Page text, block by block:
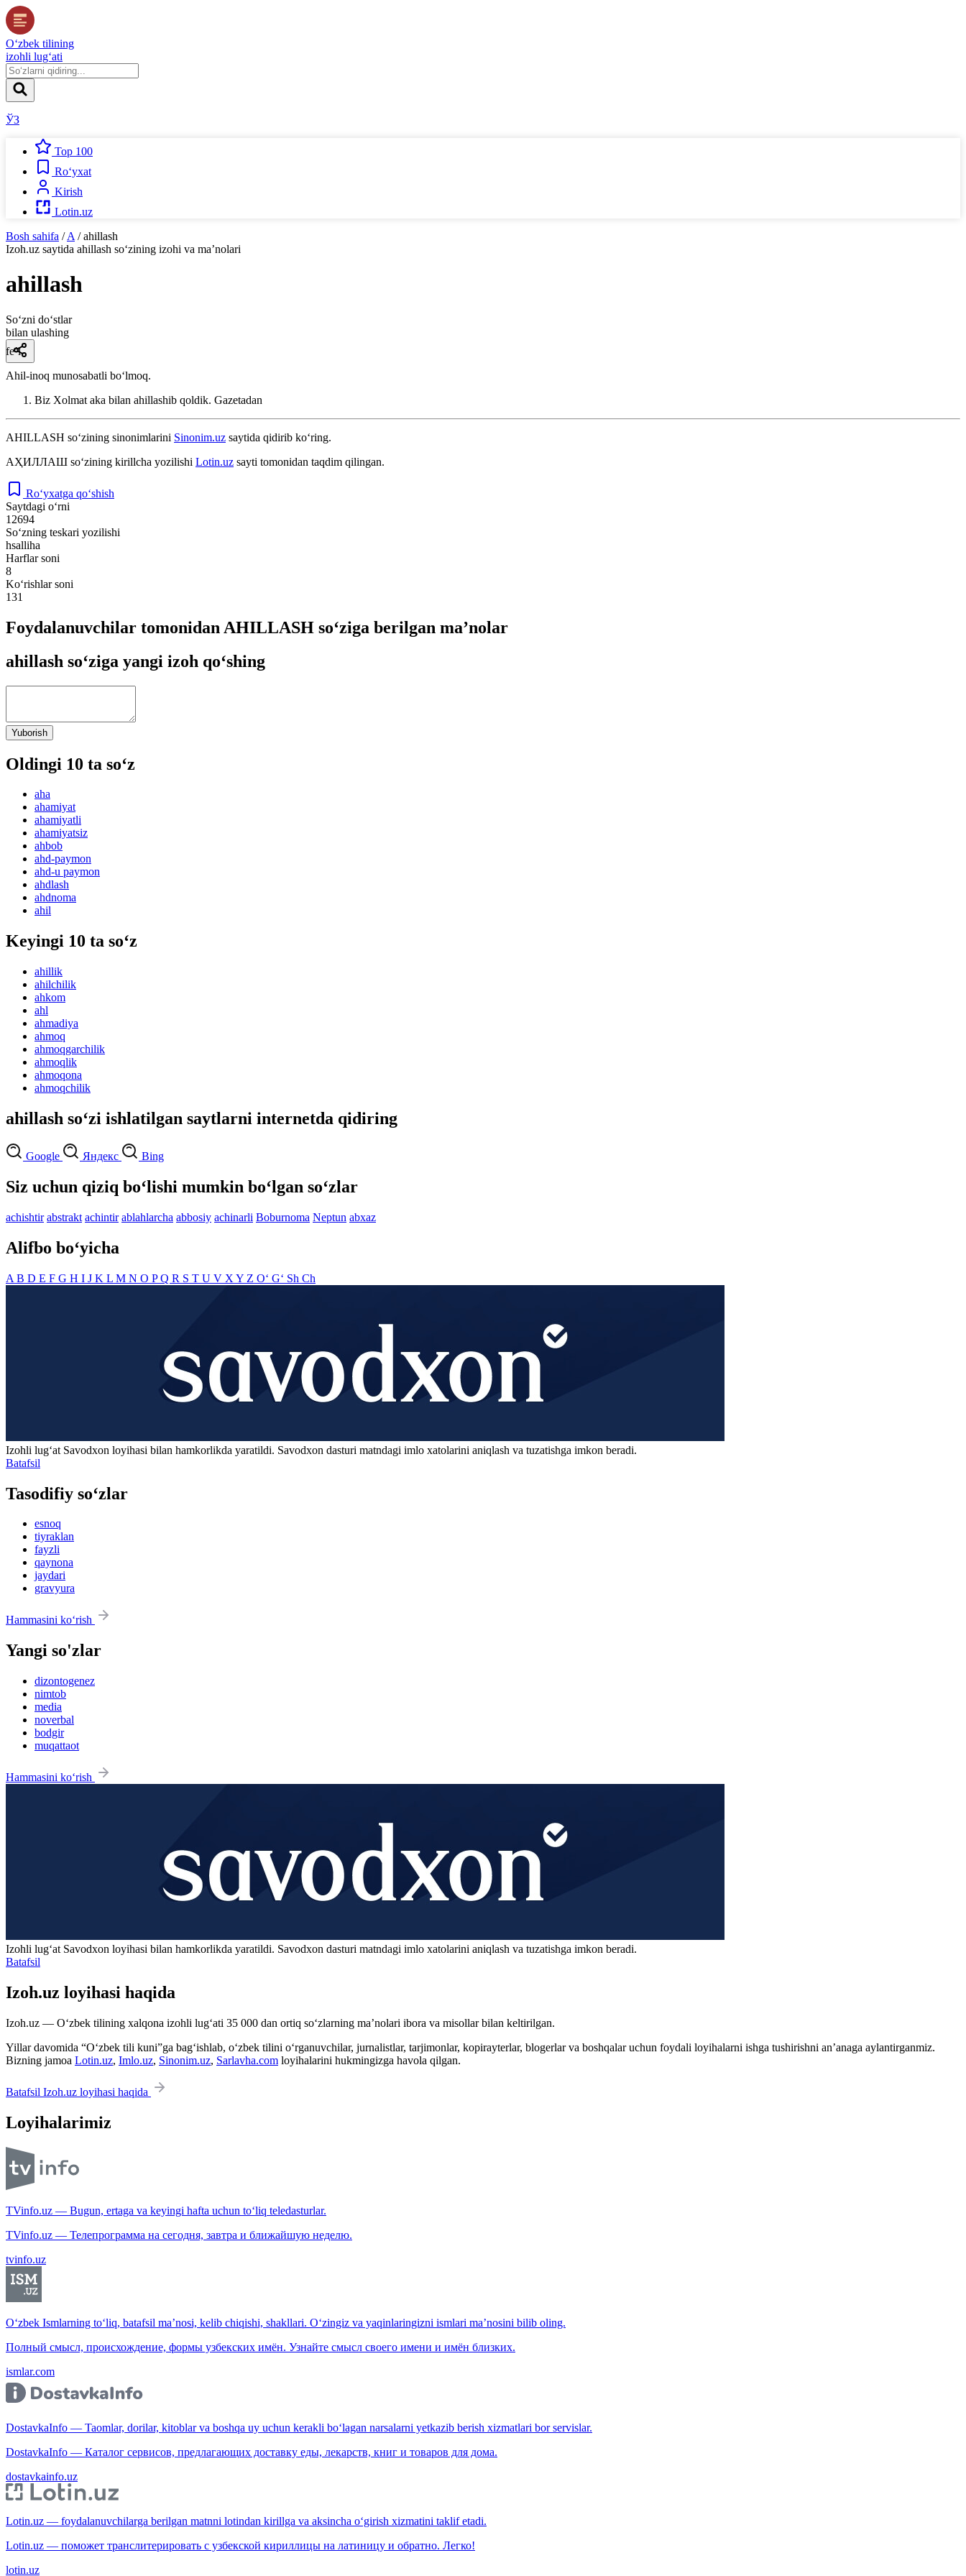
O‘zbek tilining
izohli lug‘ati
ЎЗ
Top 100
Ro‘yxat
Kirish
Lotin.uz
Bosh sahifa / A / ahillash
Izoh.uz saytida ahillash so‘zining izohi va ma’nolari
ahillash
So‘zni do‘stlar
bilan ulashing
fe’l
Ahil-inoq munosabatli boʻlmoq.
Biz Xolmat aka bilan ahillashib qoldik. Gazetadan
AHILLASH so‘zining sinonimlarini Sinonim.uz saytida qidirib ko‘ring.
АҲИЛЛАШ so‘zining kirillcha yozilishi Lotin.uz sayti tomonidan taqdim qilingan.
Ro‘yxatga qo‘shish
Saytdagi o‘rni
12694
So‘zning teskari yozilishi
hsalliha
Harflar soni
8
Ko‘rishlar soni
131
Foydalanuvchilar tomonidan AHILLASH so‘ziga berilgan ma’nolar
ahillash so‘ziga yangi izoh qo‘shing
Yuborish
Oldingi 10 ta so‘z
aha
ahamiyat
ahamiyatli
ahamiyatsiz
ahbob
ahd-paymon
ahd-u paymon
ahdlash
ahdnoma
ahil
Keyingi 10 ta so‘z
ahillik
ahilchilik
ahkom
ahl
ahmadiya
ahmoq
ahmoqgarchilik
ahmoqlik
ahmoqona
ahmoqchilik
ahillash so‘zi ishlatilgan saytlarni internetda qidiring
Google Яндекс Bing
Siz uchun qiziq bo‘lishi mumkin bo‘lgan so‘zlar
achishtir abstrakt achintir ablahlarcha abbosiy achinarli Boburnoma Neptun abxaz
Alifbo bo‘yicha
A B D E F G H I J K L M N O PQ R S T U V X Y Z O‘ G‘ Sh Ch
Izohli lugʻat Savodxon loyihasi bilan hamkorlikda yaratildi. Savodxon dasturi matndagi imlo xatolarini aniqlash va tuzatishga imkon beradi.
Batafsil
Tasodifiy so‘zlar
esnoq
tiyraklan
fayzli
qaynona
jaydari
gravyura
Hammasini ko‘rish
Yangi so'zlar
dizontogenez
nimtob
media
noverbal
bodgir
muqattaot
Hammasini ko‘rish
Izohli lugʻat Savodxon loyihasi bilan hamkorlikda yaratildi. Savodxon dasturi matndagi imlo xatolarini aniqlash va tuzatishga imkon beradi.
Batafsil
Izoh.uz loyihasi haqida
Izoh.uz — O‘zbek tilining xalqona izohli lug‘ati 35 000 dan ortiq so‘zlarning ma’nolari ibora va misollar bilan keltirilgan.
Yillar davomida “O‘zbek tili kuni”ga bag‘ishlab, o‘zbek tilini o‘rganuvchilar, jurnalistlar, tarjimonlar, kopirayterlar, blogerlar va boshqalar uchun foydali loyihalarni ishga tushirishni an’anaga aylantirganmiz.
Bizning jamoa Lotin.uz, Imlo.uz, Sinonim.uz, Sarlavha.com loyihalarini hukmingizga havola qilgan.
Batafsil Izoh.uz loyihasi haqida
Loyihalarimiz
TVinfo.uz — Bugun, ertaga va keyingi hafta uchun to‘liq teledasturlar.
TVinfo.uz — Телепрограмма на сегодня, завтра и ближайшую неделю.
tvinfo.uz
O‘zbek Ismlarning to‘liq, batafsil ma’nosi, kelib chiqishi, shakllari. O‘zingiz va yaqinlaringizni ismlari ma’nosini bilib oling.
Полный смысл, происхождение, формы узбекских имён. Узнайте смысл своего имени и имён близких.
ismlar.com
DostavkaInfo — Taomlar, dorilar, kitoblar va boshqa uy uchun kerakli bo‘lagan narsalarni yetkazib berish xizmatlari bor servislar.
DostavkaInfo — Каталог сервисов, предлагающих доставку еды, лекарств, книг и товаров для дома.
dostavkainfo.uz
Lotin.uz — foydalanuvchilarga berilgan matnni lotindan kirillga va aksincha o‘girish xizmatini taklif etadi.
Lotin.uz — поможет транслитерировать с узбекской кириллицы на латиницу и обратно. Легко!
lotin.uz